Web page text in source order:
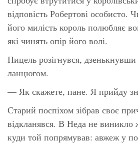
відповість Робертові особисто.
його милість король полюбляє
які чинять опір його волі.
Пицель розігнувся,
ланцюгом.
— Як скажете, пане. Я прийду
Старий поспіхом зібрав своє
відкланявся. В Неда не виникло
куди той попрямував: авжеж у